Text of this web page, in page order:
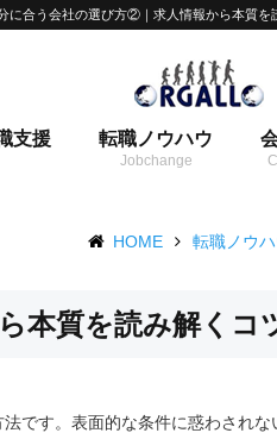
に合う会社の選び方②｜求人情報から本質を
支援 転職ノウハウ
HOME 転職ノウハ
本質を読み解くコ
です。表面的な条件に惑わされな